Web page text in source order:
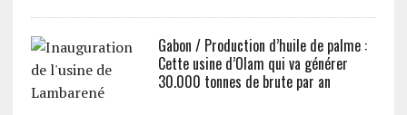
Gabon / Production d’huile de palme :
Cette usine d’Olam qui va générer
30.000 tonnes de brute par an